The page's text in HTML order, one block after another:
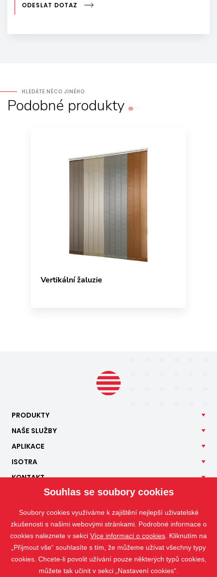
ODESLAT DOTAZ
HLEDÁTE NĚCO JINÉHO
Podobné produkty
Vertikální žaluzie
PRODUKTY
NAŠE SLUŽBY
APLIKACE
ISOTRA
KONTAKT
Souhlas se soubory cookies
Soubory cookies využíváme k zajištění nejlepší uživatelské
zkušenosti s našimi webovými stránkami. Podrobné informace o
cookies naleznete v sekci Více informací o cookies . Kliknutím na
„Přijmout vše“ souhlasíte s tím, že můžeme užívat všechny typy
cookies. Chcete-li povolit užívání pouze některých typů cookies,
můžete tak učinit v sekci „Nastavení cookies“.